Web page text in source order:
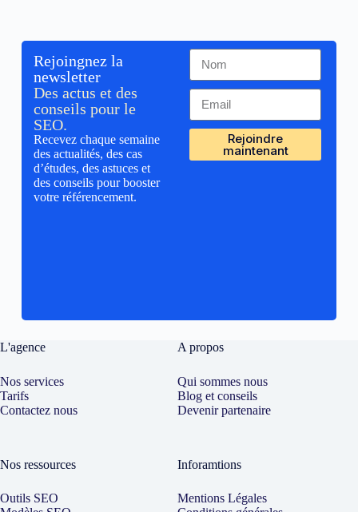
Rejoingnez la
newsletter
Des actus et des
conseils pour le
SEO.
Recevez chaque semaine
des actualités, des cas
d’études, des astuces et
des conseils pour booster
votre référencement.
Rejoindre
maintenant
L'agence
Nos services
Tarifs
Contactez nous
A propos
Qui sommes nous
Blog et conseils
Devenir partenaire
Nos ressources
Outils SEO
Inforamtions
Mentions Légales